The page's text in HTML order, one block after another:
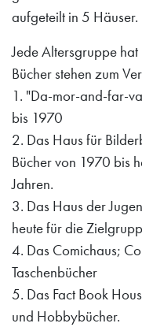
aufgeteilt in 5 Häuser.
Jede Altersgruppe
Bücher stehen zum
1. "Da-mor-and-far-
bis 1970
2. Das Haus für
Bücher von 1970 bis
Jahren.
3. Das Haus der
heute für die
4. Das Comichaus;
Taschenbücher
5. Das Fact Book
und Hobbybücher.